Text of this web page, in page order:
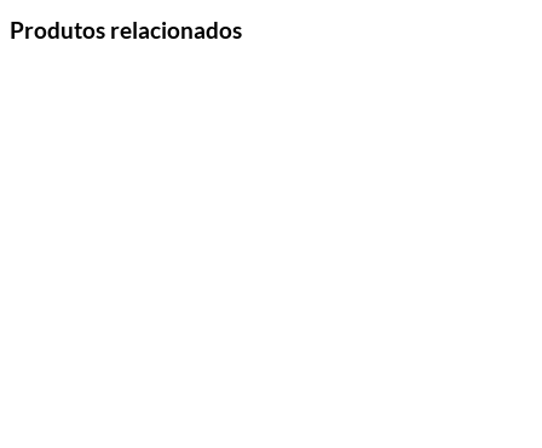
Produtos relacionados